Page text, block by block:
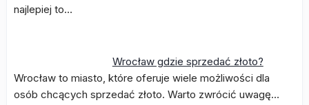
najlepiej to…
Wrocław gdzie sprzedać złoto?
Wrocław to miasto, które oferuje wiele możliwości dla
osób chcących sprzedać złoto. Warto zwrócić uwagę…